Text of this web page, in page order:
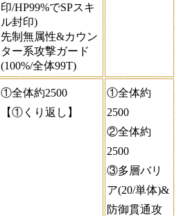
印/HP99%でSPスキ
ル封印)
先制無属性&カウン
ター系攻撃ガード
(100%/全体99T)
①全体約2500
【①くり返し】
①全体約
2500
②全体約
2500
③多層バリ
ア(20/単体)&
防御貫通攻